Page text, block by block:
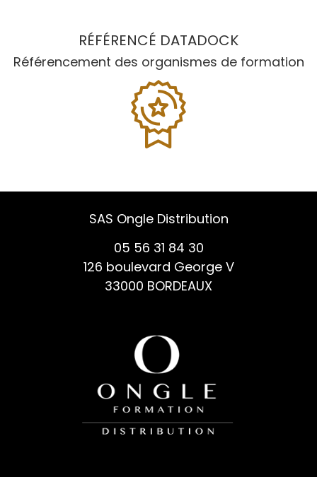
RÉFÉRENCÉ DATADOCK
Référencement des organismes de formation
SAS Ongle Distribution
05 56 31 84 30
126 boulevard George V
33000 BORDEAUX